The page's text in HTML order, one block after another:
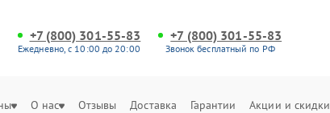
+7 (800) 301-55-83
Ежедневно, с 10:00 до 20:00
+7 (800) 301-55-83
Звонок бесплатный по РФ
О нас Отзывы Доставка Гарантии Акции и скидки